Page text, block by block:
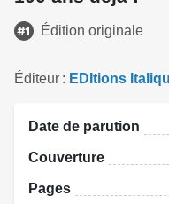
Édition originale
Éditeur EDItions
Date de parution
Couverture
Pages